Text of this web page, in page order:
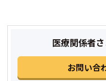
医療関係者
お問い合